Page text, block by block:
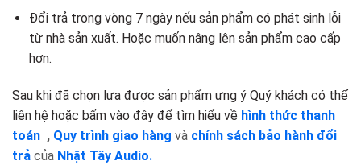
Đổi trả trong vòng 7 ngày nếu sản phẩm có phát sinh lỗi
từ nhà sản xuất. Hoặc muốn nâng lên sản phẩm cao cấp
hơn.
Sau khi đã chọn lựa được sản phẩm ưng ý Quý khách có thể
liên hệ hoặc bấm vào đây để tìm hiểu về hình thức thanh
toán , Quy trình giao hàng và chính sách bảo hành đổi
trả của Nhật Tây Audio.